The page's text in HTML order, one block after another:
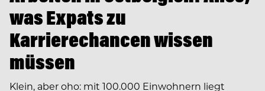
was Expats zu
Karrierechancen wissen
müssen
Klein, aber oho: mit 100.000 Einwohnern liegt